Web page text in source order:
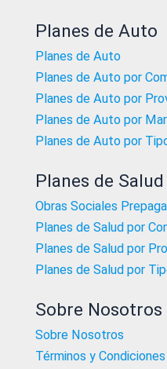
Planes de Auto
Planes de Auto
Planes de Auto por
Planes de Auto por
Planes de Auto por
Planes de Auto por
Planes de Salud
Obras Sociales
Planes de Salud por
Planes de Salud por
Planes de Salud por
Sobre Nosotros
Sobre Nosotros
Términos y Condiciones